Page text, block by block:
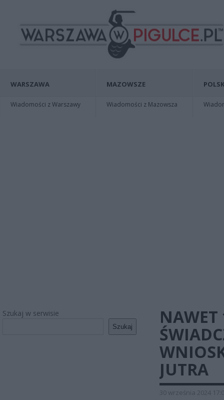
WARSZAWA
Wiadomości z Warszawy
MAZOWSZE
Wiadomości z Mazowsza
Szukaj w serwisie
Szukaj
NAWET
JUTRA
30 września 2024